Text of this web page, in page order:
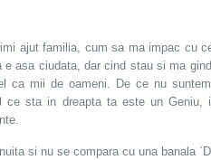
ajut familia, cum sa ma impac cu
asa ciudata, dar cind stau si ma
ca mii de oameni. De ce nu
ce sta in dreapta ta este un
si nu se compara cu una banala